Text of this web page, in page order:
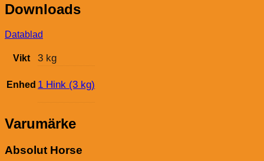
Downloads
Datablad
Vikt 3 kg
Enhed 1 Hink (3 kg)
Varumärke
Absolut Horse